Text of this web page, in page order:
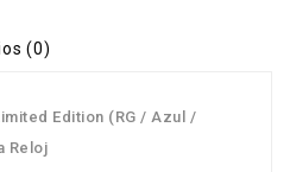
(0)
Edition (RG / Azul /
Reloj